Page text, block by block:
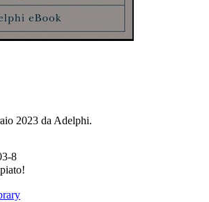
2023 da Adelphi.
8